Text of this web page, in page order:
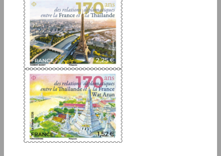
Inscrivez-vous à notre newsletter
JE M'ABONNE
Boutique